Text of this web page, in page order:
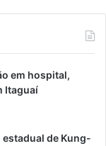
em hospital,
Itaguaí
de Kung-